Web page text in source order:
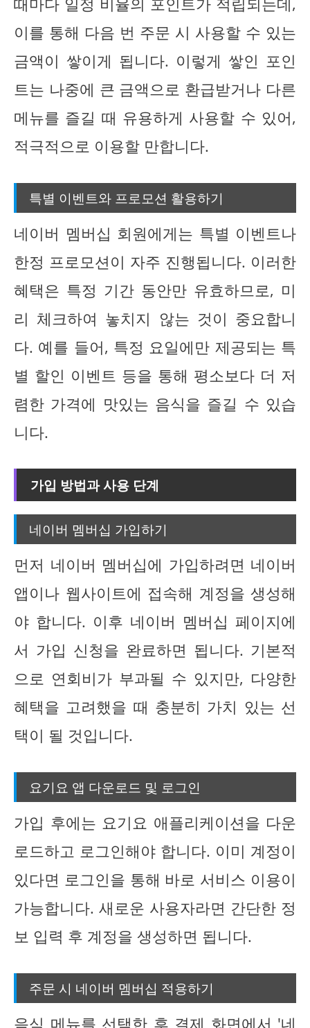
이를 통해 다음 번 주문 시 사용할 수 있는
금액이 쌓이게 됩니다. 이렇게 쌓인 포인
트는 나중에 큰 금액으로 환급받거나 다른
메뉴를 즐길 때 유용하게 사용할 수 있어,
적극적으로 이용할 만합니다.
특별 이벤트와 프로모션 활용하기
네이버 멤버십 회원에게는 특별 이벤트나
한정 프로모션이 자주 진행됩니다. 이러한
혜택은 특정 기간 동안만 유효하므로, 미
리 체크하여 놓치지 않는 것이 중요합니
다. 예를 들어, 특정 요일에만 제공되는 특
별 할인 이벤트 등을 통해 평소보다 더 저
렴한 가격에 맛있는 음식을 즐길 수 있습
니다.
가입 방법과 사용 단계
네이버 멤버십 가입하기
먼저 네이버 멤버십에 가입하려면 네이버
앱이나 웹사이트에 접속해 계정을 생성해
야 합니다. 이후 네이버 멤버십 페이지에
서 가입 신청을 완료하면 됩니다. 기본적
으로 연회비가 부과될 수 있지만, 다양한
혜택을 고려했을 때 충분히 가치 있는 선
택이 될 것입니다.
요기요 앱 다운로드 및 로그인
가입 후에는 요기요 애플리케이션을 다운
로드하고 로그인해야 합니다. 이미 계정이
있다면 로그인을 통해 바로 서비스 이용이
가능합니다. 새로운 사용자라면 간단한 정
보 입력 후 계정을 생성하면 됩니다.
주문 시 네이버 멤버십 적용하기
음식 메뉴를 선택한 후 결제 화면에서 '네